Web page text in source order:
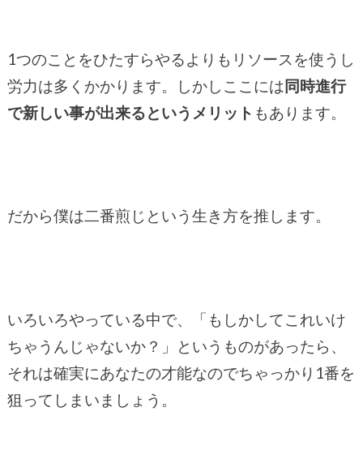
1つのことをひたすらやるよりもリソースを使うし
労力は多くかかります。しかしここには同時進行
で新しい事が出来るというメリット もあります。
だから僕は二番煎じという生き方を推します。
いろいろやっている中で、「もしかしてこれいけ
ちゃうんじゃないか？」というものがあったら、
それは確実にあなたの才能なのでちゃっかり1番を
狙ってしまいましょう。